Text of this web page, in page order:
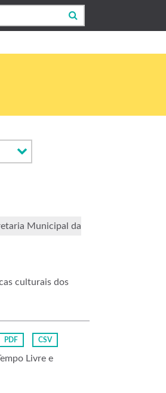
Municipal da
culturais dos
PDF CSV
Livre e